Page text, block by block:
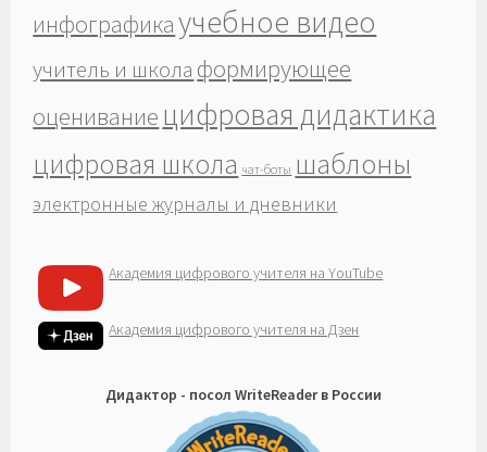
инфографикаучебное видео
учитель и школа формирующее
оценивание цифровая дидактика
цифровая школа чат-боты шаблоны
электронные журналы и дневники
Академия цифрового учителя на YouTube
Академия цифрового учителя на Дзен
Дидактор - посол WriteReader в России